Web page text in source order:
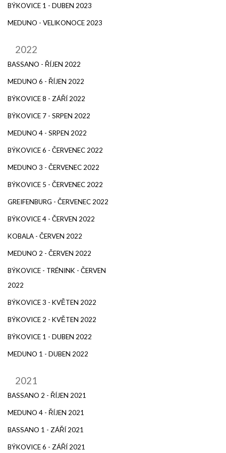
BÝKOVICE 1 - DUBEN 2023
MEDUNO - VELIKONOCE 2023
2022
BASSANO - ŘÍJEN 2022
MEDUNO 6 - ŘÍJEN 2022
BÝKOVICE 8 - ZÁŘÍ 2022
BÝKOVICE 7 - SRPEN 2022
MEDUNO 4 - SRPEN 2022
BÝKOVICE 6 - ČERVENEC 2022
MEDUNO 3 - ČERVENEC 2022
BÝKOVICE 5 - ČERVENEC 2022
GREIFENBURG - ČERVENEC 2022
BÝKOVICE 4 - ČERVEN 2022
KOBALA - ČERVEN 2022
MEDUNO 2 - ČERVEN 2022
BÝKOVICE - TRÉNINK - ČERVEN
2022
BÝKOVICE 3 - KVĚTEN 2022
BÝKOVICE 2 - KVĚTEN 2022
BÝKOVICE 1 - DUBEN 2022
MEDUNO 1 - DUBEN 2022
2021
BASSANO 2 - ŘÍJEN 2021
MEDUNO 4 - ŘÍJEN 2021
BASSANO 1 - ZÁŘÍ 2021
BÝKOVICE 6 - ZÁŘÍ 2021